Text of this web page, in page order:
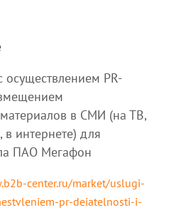
осуществлением PR-
в СМИ (на ТВ,
в интернете) для
ПАО Мегафон
center.ru/market/uslugi-
pr-deiatelnosti-i-